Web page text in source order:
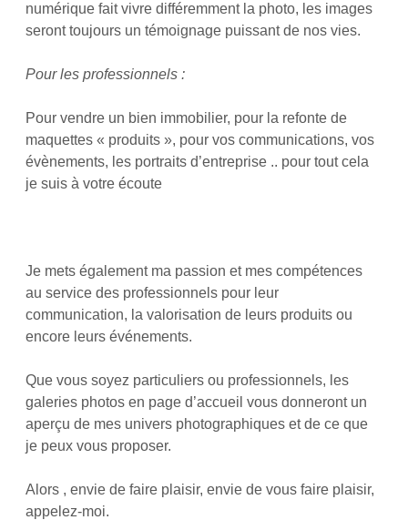
numérique fait vivre différemment la photo, les images
seront toujours un témoignage puissant de nos vies.
Pour les professionnels :
Pour vendre un bien immobilier, pour la refonte de
maquettes « produits », pour vos communications, vos
évènements, les portraits d’entreprise .. pour tout cela
je suis à votre écoute
Je mets également ma passion et mes compétences
au service des professionnels pour leur
communication, la valorisation de leurs produits ou
encore leurs événements.
Que vous soyez particuliers ou professionnels, les
galeries photos en page d’accueil vous donneront un
aperçu de mes univers photographiques et de ce que
je peux vous proposer.
Alors , envie de faire plaisir, envie de vous faire plaisir,
appelez-moi.